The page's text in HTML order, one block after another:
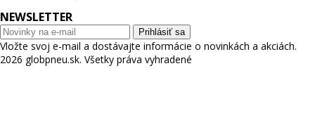
NEWSLETTER
Prihlásiť sa
Vložte svoj e-mail a dostávajte informácie o novinkách a akciách.
2026 globpneu.sk. Všetky práva vyhradené